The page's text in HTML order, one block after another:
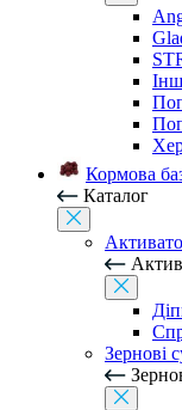
Кормова
Каталог
Зернові